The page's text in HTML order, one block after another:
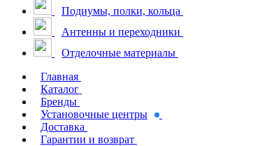
Подиумы, полки, кольца
Антенны и переходники
Отделочные материалы
Главная
Каталог
Бренды
Установочные центры
Доставка
Гарантии и возврат